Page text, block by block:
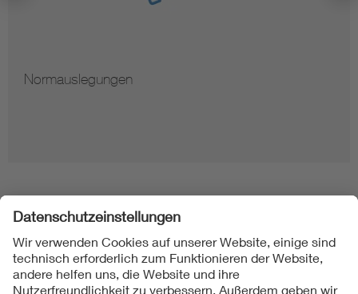
Hinweise zur Vervielfältigung von Normen
Folgen Sie uns